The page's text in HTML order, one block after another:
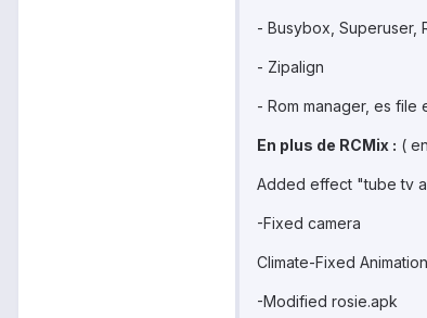
- Busybox, Superuser,
- Zipalign
- Rom manager, es file
En plus de RCMix : (
Added effect "tube tv
-Fixed camera
Climate-Fixed
-Modified rosie.apk